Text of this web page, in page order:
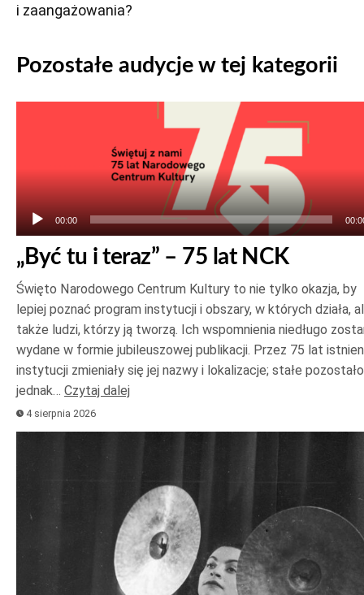
i zaangażowania?
Pozostałe audycje w tej kategorii
00:00
„Być tu i teraz” – 75 lat NCK
Święto Narodowego Centrum Kultury to nie tylko okazja, by
lepiej poznać program instytucji i obszary, w których działa,
także ludzi, którzy ją tworzą. Ich wspomnienia niedługo
wydane w formie jubileuszowej publikacji. Przez 75 lat
instytucji zmieniały się jej nazwy i lokalizacje; stałe pozostało
jednak… Czytaj dalej
4 sierpnia 2026